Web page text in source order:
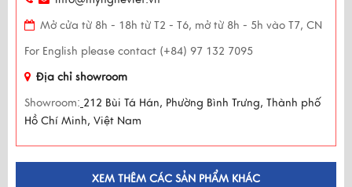
Mở cửa từ 8h - 18h từ T2 - T6, mở từ 8h - 5h vào T7, CN
For English please contact (+84) 97 132 7095
Địa chỉ showroom
Showroom: 212 Bùi Tá Hán, Phường Bình Trưng, Thành phố
Hồ Chí Minh, Việt Nam
XEM THÊM CÁC SẢN PHẨM KHÁC